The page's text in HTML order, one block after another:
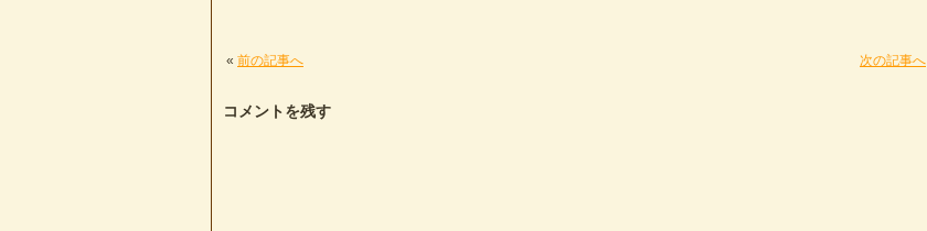
« 前の記事へ 次の記事へ
コメントを残す